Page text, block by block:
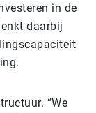
in de
daarbij
“We